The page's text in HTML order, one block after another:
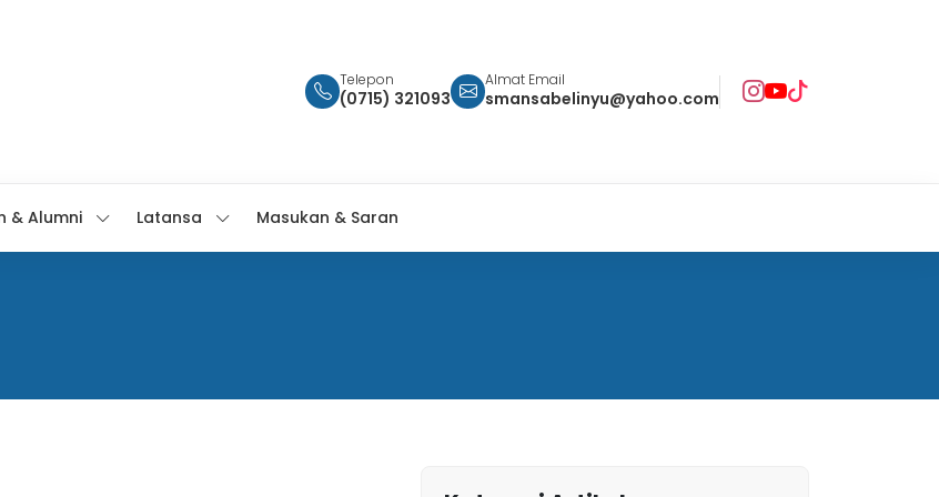
Telepon
(0715) 321093
Almat Email
smansabelinyu@yahoo.com
& Alumni Latansa Masukan & Saran